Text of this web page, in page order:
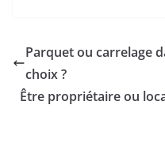
Parquet ou carrelage
choix ?
Être propriétaire ou